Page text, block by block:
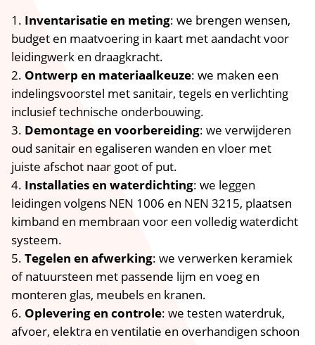
Inventarisatie en meting: we brengen wensen,
budget en maatvoering in kaart met aandacht voor
leidingwerk en draagkracht.​
Ontwerp en materiaalkeuze: we maken een
indelingsvoorstel met sanitair, tegels en verlichting
inclusief technische onderbouwing.​
Demontage en voorbereiding: we verwijderen
oud sanitair en egaliseren wanden en vloer met
juiste afschot naar goot of put.​
Installaties en waterdichting: we leggen
leidingen volgens NEN 1006 en NEN 3215, plaatsen
kimband en membraan voor een volledig waterdicht
systeem.​
Tegelen en afwerking: we verwerken keramiek
of natuursteen met passende lijm en voeg en
monteren glas, meubels en kranen.​
Oplevering en controle: we testen waterdruk,
afvoer, elektra en ventilatie en overhandigen schoon